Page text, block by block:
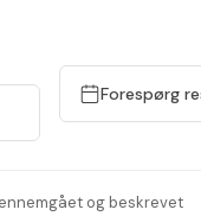
Forespørg
og beskrevet